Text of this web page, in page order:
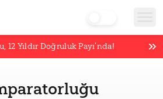
12 Yıldır Doğruluk Payı’nda!